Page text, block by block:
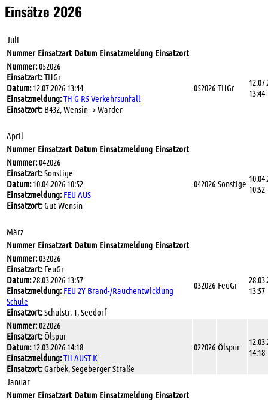
Einsätze 2026
Juli
Nummer Einsatzart Datum Einsatzmeldung Einsatzort
Nummer:052026
Einsatzart:THGr
Datum:12.07.2026 13:44
Einsatzmeldung:TH G R5 Verkehrsunfall
Einsatzort:B432, Wensin -> Warder
052026 THGr
13:44
April
Nummer Einsatzart Datum Einsatzmeldung Einsatzort
Nummer:042026
Einsatzart:Sonstige
Datum:10.04.2026 10:52
Einsatzmeldung: FEU AUS
Einsatzort:Gut Wensin
042026 Sonstige 10:52
März
Nummer Einsatzart Datum Einsatzmeldung Einsatzort
Nummer:032026
Einsatzart:FeuGr
Datum:28.03.2026 13:57
Einsatzmeldung: FEU 2Y Brand-/Rauchentwicklung
Schule
Einsatzort:Schulstr. 1, Seedorf
032026 FeuGr
13:57
Nummer:022026
Einsatzart:Ölspur
Datum:12.03.2026 14:18
Einsatzmeldung:TH AUST K
Einsatzort:Garbek, Segeberger Straße
022026 Ölspur
14:18
Januar
Nummer Einsatzart Datum Einsatzmeldung Einsatzort